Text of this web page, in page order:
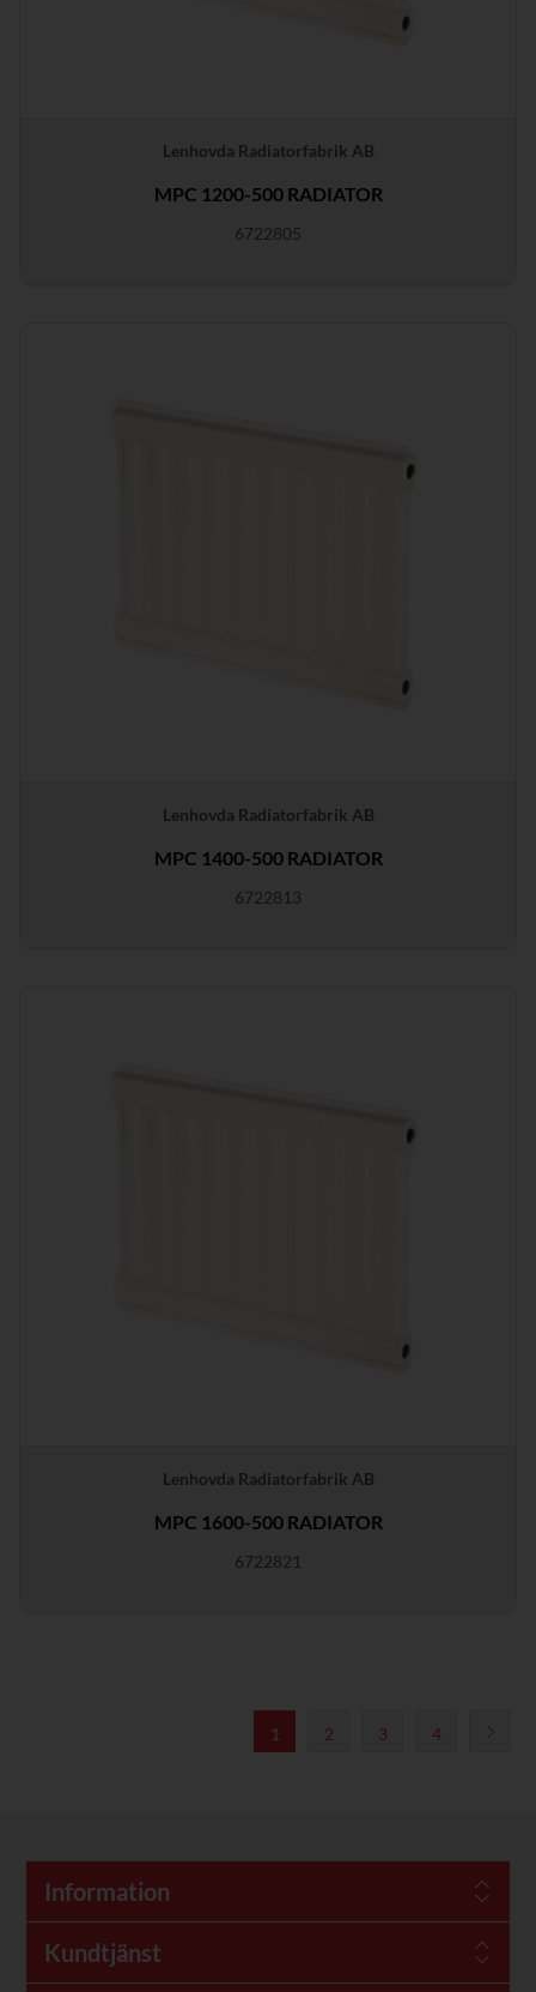
Lenhovda Radiatorfabrik AB
MPC 1200-500 RADIATOR
6722805
Lenhovda Radiatorfabrik AB
MPC 1400-500 RADIATOR
6722813
Lenhovda Radiatorfabrik AB
MPC 1600-500 RADIATOR
6722821
1 2 3 4
Information
Kundtjänst